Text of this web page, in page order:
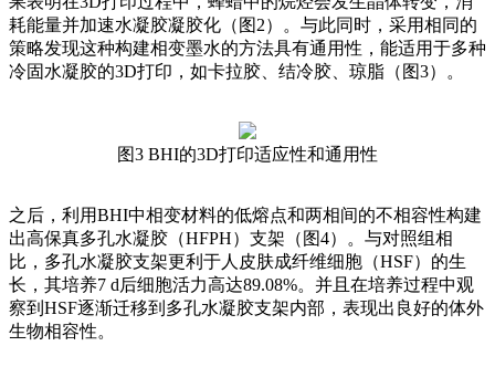
耗能量并加速水凝胶凝胶化（图2）。与此同时，采用相同的
策略发现这种构建相变墨水的方法具有通用性，能适用于多种
冷固水凝胶的3D打印，如卡拉胶、结冷胶、琼脂（图3）。
图3 BHI的3D打印适应性和通用性
之后，利用BHI中相变材料的低熔点和两相间的不相容性构建
出高保真多孔水凝胶（HFPH）支架（图4）。与对照组相
比，多孔水凝胶支架更利于人皮肤成纤维细胞（HSF）的生
长，其培养7 d后细胞活力高达89.08%。并且在培养过程中观
察到HSF逐渐迁移到多孔水凝胶支架内部，表现出良好的体外
生物相容性。